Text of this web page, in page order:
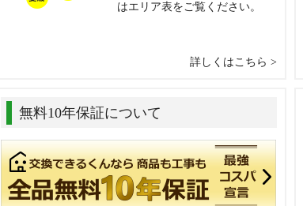
はエリア表をご覧ください。
詳しくはこちら
無料10年保証について